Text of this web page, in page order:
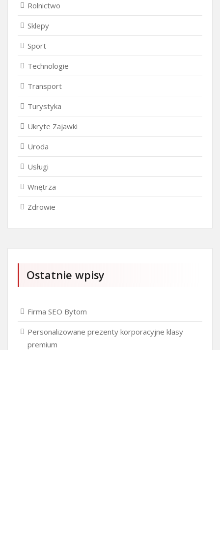
Rolnictwo
Sklepy
Sport
Technologie
Transport
Turystyka
Ukryte Zajawki
Uroda
Usługi
Wnętrza
Zdrowie
Ostatnie wpisy
Firma SEO Bytom
Personalizowane prezenty korporacyjne klasy
premium